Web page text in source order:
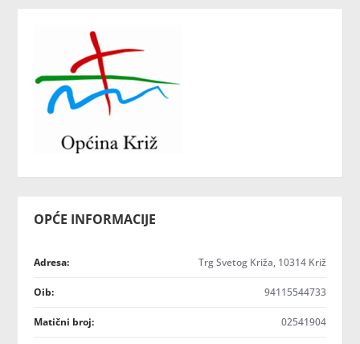
OPĆE INFORMACIJE
Adresa: Trg Svetog Križa, 10314 Križ
Oib: 94115544733
Matični broj: 02541904